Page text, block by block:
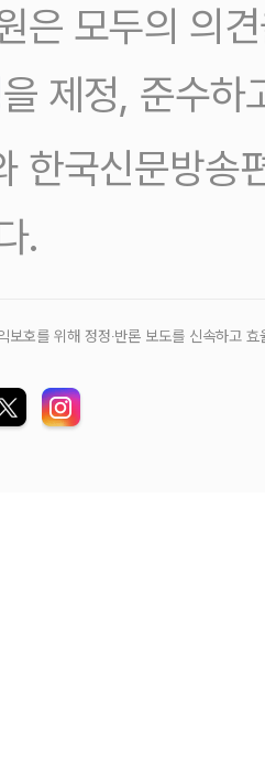
은 모두의 의
을 제정, 준수하
한국신문방송
.
보호를 위해 정정‧반론 보도를 신속하고